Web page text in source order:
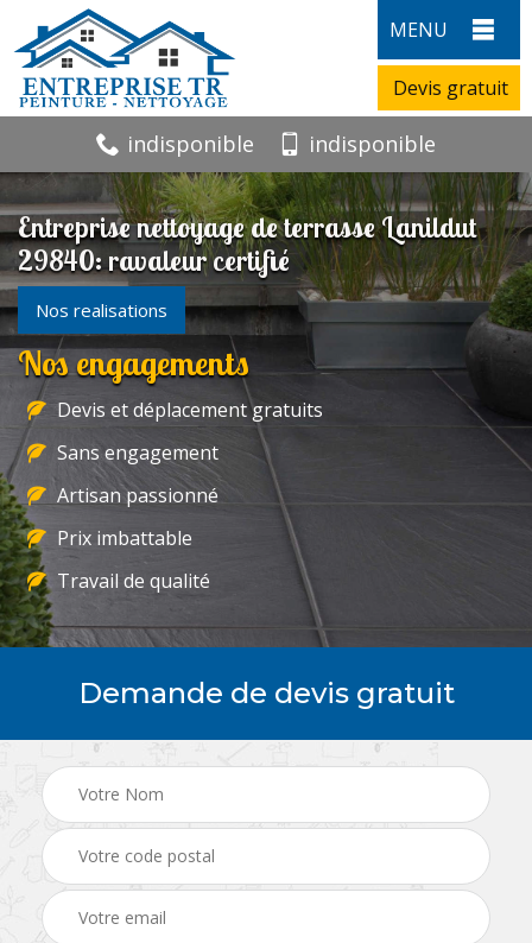
MENU
Devis gratuit
indisponible indisponible
Entreprise nettoyage de terrasse Lanildut
29840: ravaleur certifié
Nos realisations
Nos engagements
Devis et déplacement gratuits
Sans engagement
Artisan passionné
Prix imbattable
Travail de qualité
Demande de devis gratuit